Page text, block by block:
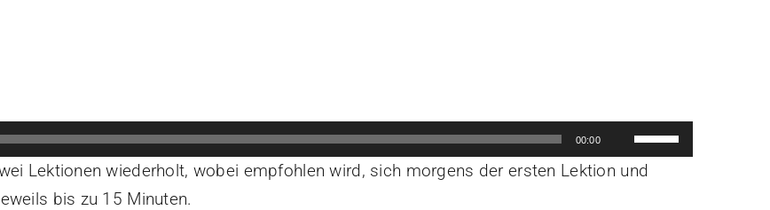
00:00
Pfeiltasten
Hoch/Runter
Lektionen wiederholt, wobei empfohlen wird, sich morgens der ersten Lektion und
bis zu 15 Minuten.